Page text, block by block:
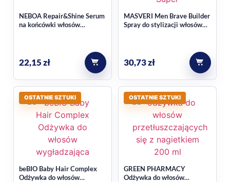
Dla jakiego typu włosów jest
Produkt opisano jako odpowiedni dla włosów suchych,
matowych i pozbawionych sprężystości.
NEBOA Repair&Shine Serum
na końcówki włosów
22,15zł
MASVERI Men Brave Builder
Spray do stylizacji włosów
30,73zł
OSTATNIE SZTUKI
beBIO Baby Hair Complex
Odżywka do włosów
OSTATNIE SZTUKI
GREEN PHARMACY
Odżywka do włosów